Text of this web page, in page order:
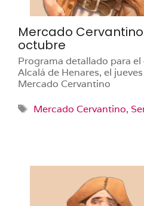
Mercado
octubre
Programa detallado para
Alcalá de Henares, el
Mercado Cervantino
Etiquetas
Mercado Cervantino,